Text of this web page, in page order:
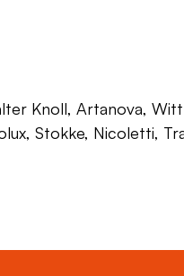
Knoll, Artanova,
Stokke, Nicoletti,